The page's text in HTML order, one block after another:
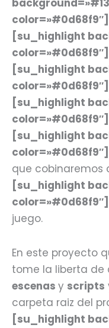
[su_highlight
[su_highlight
[su_highlight
[su_highlight
que cobinaremos
[su_highlight
juego.
En este proyecto
tome la liberta de
escenas y scripts
carpeta raiz del
[su_highlight